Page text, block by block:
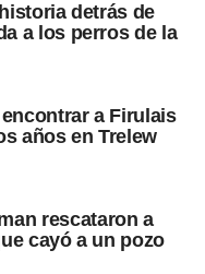
detrás de
a los perros de la
a Firulais
años en Trelew
rescataron a
cayó a un pozo